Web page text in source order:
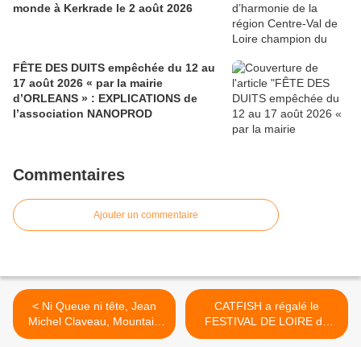
monde à Kerkrade le 2 août 2026
FÊTE DES DUITS empêchée du 12 au
17 août 2026 « par la mairie
d’ORLEANS » : EXPLICATIONS de
l’association NANOPROD
Commentaires
Ajouter un commentaire
< Ni Queue ni tête, Jean
Michel Claveau, Mountain
Men et Laurent Zerat au
CATFISH a régalé le
FESTIVAL DE LOIRE de
son blues rock énergique >